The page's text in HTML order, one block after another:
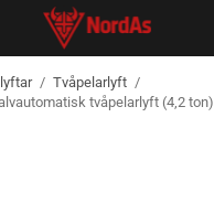
/ Tvåpelarlyft /
tvåpelarlyft (4,2 ton)